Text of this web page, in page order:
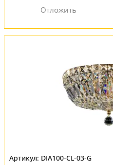
DIA100-CL-03-G